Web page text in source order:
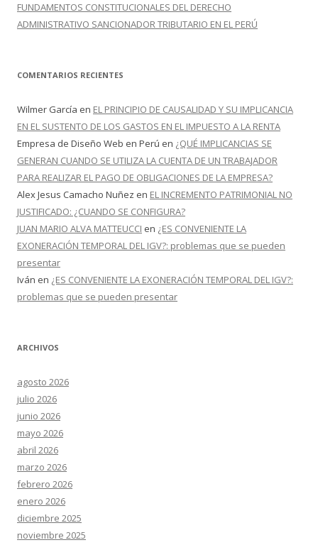
FUNDAMENTOS CONSTITUCIONALES DEL DERECHO
ADMINISTRATIVO SANCIONADOR TRIBUTARIO EN EL PERÚ
COMENTARIOS RECIENTES
Wilmer García en EL PRINCIPIO DE CAUSALIDAD Y SU IMPLICANCIA
EN EL SUSTENTO DE LOS GASTOS EN EL IMPUESTO A LA RENTA
Empresa de Diseño Web en Perú en ¿QUÉ IMPLICANCIAS SE
GENERAN CUANDO SE UTILIZA LA CUENTA DE UN TRABAJADOR
PARA REALIZAR EL PAGO DE OBLIGACIONES DE LA EMPRESA?
Alex Jesus Camacho Nuñez en EL INCREMENTO PATRIMONIAL NO
JUSTIFICADO: ¿CUANDO SE CONFIGURA?
JUAN MARIO ALVA MATTEUCCI en ¿ES CONVENIENTE LA
EXONERACIÓN TEMPORAL DEL IGV?: problemas que se pueden
presentar
Iván en ¿ES CONVENIENTE LA EXONERACIÓN TEMPORAL DEL IGV?:
problemas que se pueden presentar
ARCHIVOS
agosto 2026
julio 2026
junio 2026
mayo 2026
abril 2026
marzo 2026
febrero 2026
enero 2026
diciembre 2025
noviembre 2025